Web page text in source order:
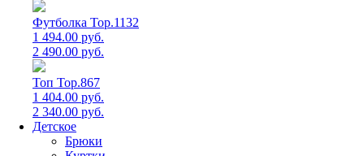
Футболка Top.1132
1 494.00 руб.
2 490.00 руб.
Топ Top.867
1 404.00 руб.
2 340.00 руб.
Детское
Брюки